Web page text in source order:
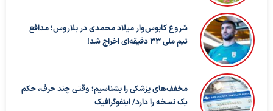
شروع کابوس‌وار میلاد محمدی در بلاروس؛ مدافع
تیم ملی ۳۳ دقیقه‌ای اخراج شد!
مخفف‌های پزشکی را بشناسیم؛ وقتی چند حرف، حکم
یک نسخه را دارد/ اینفوگرافیک